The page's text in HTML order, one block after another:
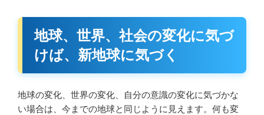
地球、世界、社会の変化に気づ
けば、新地球に気づく
地球の変化、世界の変化、自分の意識の変化に気づかな
い場合は、今までの地球と同じように見えます。何も変